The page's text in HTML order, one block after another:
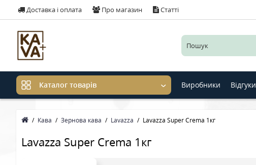
Доставка і оплата Про магазин Статті
Каталог товарів Виробники Відгуки
Кава Зернова кава Lavazza Lavazza Super Crema 1кг
Lavazza Super Crema 1кг